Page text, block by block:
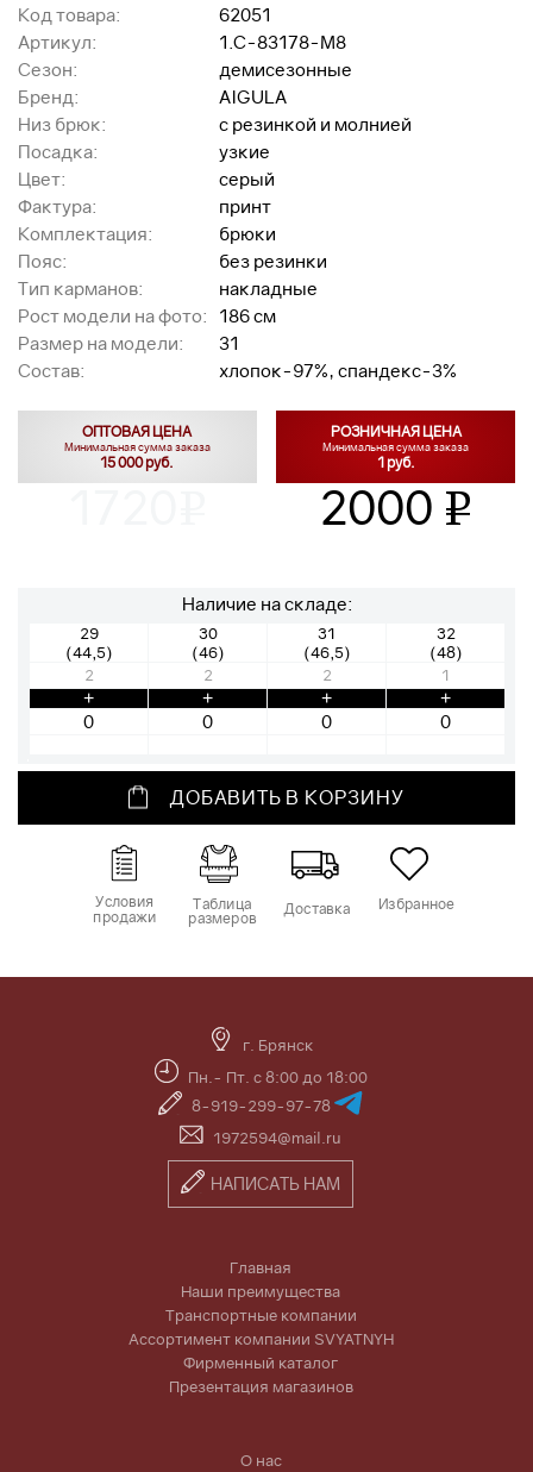
Код товара:
62051
Артикул:
1.C-83178-M8
Сезон:
демисезонные
Бренд:
AIGULA
Низ брюк:
с резинкой и молнией
Посадка:
узкие
Цвет:
серый
Фактура:
принт
Комплектация:
брюки
Пояс:
без резинки
Тип карманов:
накладные
Рост модели на фото:
186 см
Размер на модели:
31
Состав:
хлопок-97%, спандекс-3%
ОПТОВАЯ ЦЕНА
Минимальная сумма заказа
15 000 руб.
РОЗНИЧНАЯ ЦЕНА
Минимальная сумма заказа
1 руб.
2000 v
Наличие на складе:
29
(44,5)
30
(46)
31
(46,5)
32
(48)
2
+
2
+
2
+
1
+
ДОБАВИТЬ В КОРЗИНУ
Условия
продажи
Таблица
размеров
Доставка Избранное
г. Брянск
Пн.- Пт. с 8:00 до 18:00
8-919-299-97-78
1972594@mail.ru
НАПИСАТЬ НАМ
Главная
Наши преимущества
Транспортные компании
Ассортимент компании SVYATNYH
Фирменный каталог
Презентация магазинов
О нас